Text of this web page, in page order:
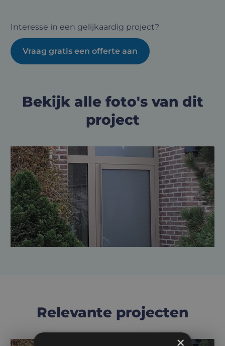
Interesse in een gelijkaardig project?
Vraag gratis een offerte aan
Bekijk alle foto's van dit
project
Relevante projecten
×